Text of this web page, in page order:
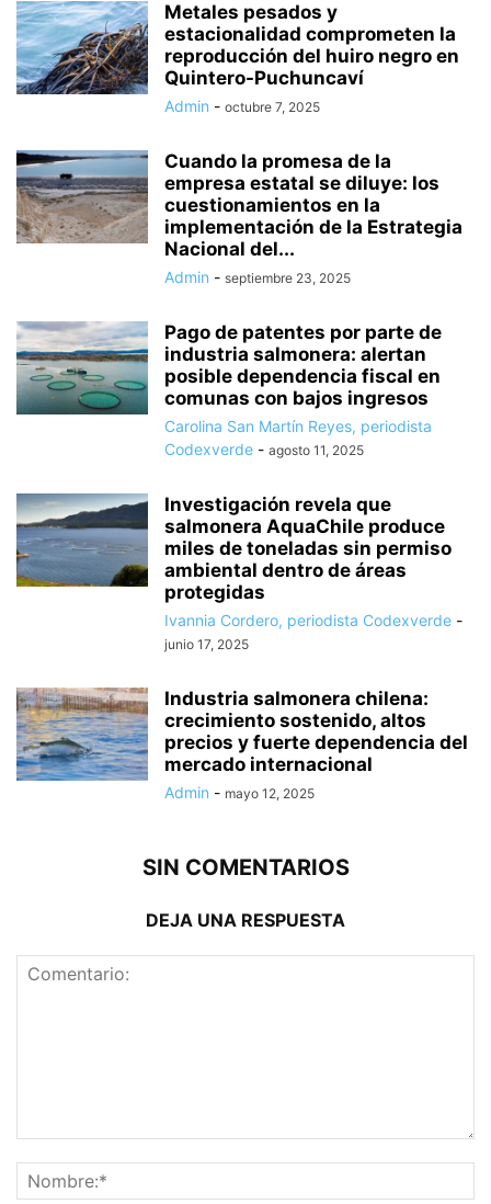
Metales pesados y
estacionalidad comprometen la
reproducción del huiro negro en
Quintero-Puchuncaví
Admin - octubre 7, 2025
Cuando la promesa de la
empresa estatal se diluye: los
cuestionamientos en la
implementación de la Estrategia
Nacional del...
Admin - septiembre 23, 2025
Pago de patentes por parte de
industria salmonera: alertan
posible dependencia fiscal en
comunas con bajos ingresos
Carolina San Martín Reyes, periodista
Codexverde - agosto 11, 2025
Investigación revela que
salmonera AquaChile produce
miles de toneladas sin permiso
ambiental dentro de áreas
protegidas
Ivannia Cordero, periodista Codexverde -
junio 17, 2025
Industria salmonera chilena:
crecimiento sostenido, altos
precios y fuerte dependencia del
mercado internacional
Admin - mayo 12, 2025
SIN COMENTARIOS
DEJA UNA RESPUESTA